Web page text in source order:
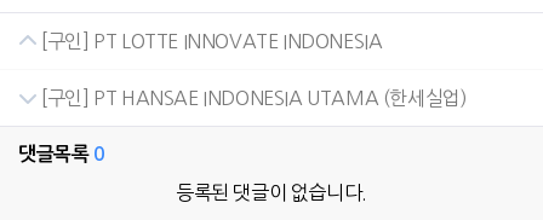
[구인] PT LOTTE INNOVATE INDONESIA
[구인] PT HANSAE INDONESIA UTAMA (한세실업)
댓글목록 0
등록된 댓글이 없습니다.